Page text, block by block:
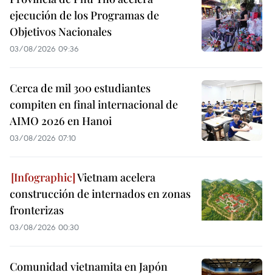
ejecución de los Programas de
Objetivos Nacionales
03/08/2026 09:36
Cerca de mil 300 estudiantes
compiten en final internacional de
AIMO 2026 en Hanoi
03/08/2026 07:10
Vietnam acelera
construcción de internados en zonas
fronterizas
03/08/2026 00:30
Comunidad vietnamita en Japón